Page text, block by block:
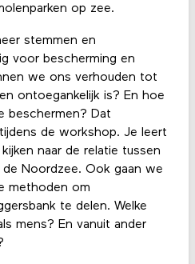
op zee.
stemmen en
voor bescherming en
we ons verhouden tot
ontoegankelijk is? En hoe
beschermen? Dat
de workshop. Je leert
naar de relatie tussen
Noordzee. Ook gaan we
methoden om
te delen. Welke
mens? En vanuit ander